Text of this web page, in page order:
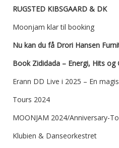
RUGSTED KIBSGAARD & DK
Moonjam klar til booking
Nu kan du få Drori Hansen
Book Zididada – Energi, Hits og
Erann DD Live i 2025 – En
Tours 2024
MOONJAM 2024/Anniversary-
Klubien & Danseorkestret